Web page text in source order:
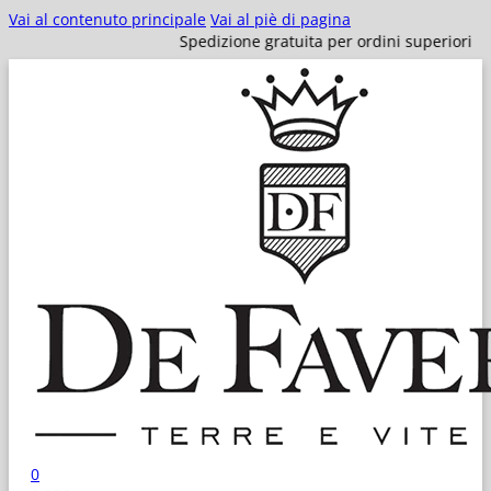
Vai al contenuto principale Vai al piè di pagina
Spedizione gratuita per ordini superiori a 100€!
0